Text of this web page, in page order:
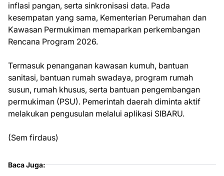
inflasi pangan, serta sinkronisasi data. Pada
kesempatan yang sama, Kementerian Perumahan dan
Kawasan Permukiman memaparkan perkembangan
Rencana Program 2026.
Termasuk penanganan kawasan kumuh, bantuan
sanitasi, bantuan rumah swadaya, program rumah
susun, rumah khusus, serta bantuan pengembangan
permukiman (PSU). Pemerintah daerah diminta aktif
melakukan pengusulan melalui aplikasi SIBARU.
(Sem firdaus)
Baca Juga: